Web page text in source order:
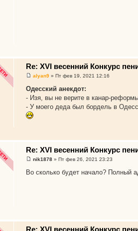
Re: XVI весенний Конкурс
alyan9 » Пт фев 19, 2021 12:16
Одесский анекдот:
- Изя, вы не верите в канар-
- У моего деда был бордель в
Re: XVI весенний Конкурс
nik1878 » Пт фев 26, 2021 23:23
Во сколько будет начало? Полный
Re: XVI весенний Конкурс